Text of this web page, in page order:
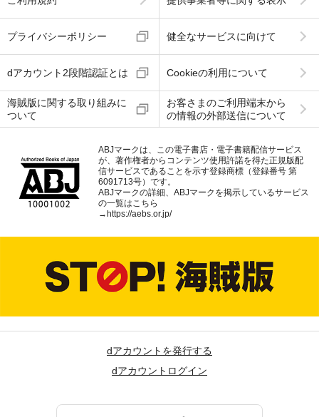
プライバシーポリシー 健全なサービスに向けて
dアカウント2段階認証とは Cookieの利用について
海賊版に関する取り組みに
ついて
お客さまのご利用端末から
の情報の外部送信について
ABJマークは、この電子書店・電子書籍配信サービス
が、著作権者からコンテンツ使用許諾を得た正規版配
信サービスであることを示す登録商標（登録番号 第
6091713号）です。
ABJマークの詳細、ABJマークを掲示しているサービス
の一覧はこちら
→ https://aebs.or.jp/
dアカウントを発行する
dアカウントログイン